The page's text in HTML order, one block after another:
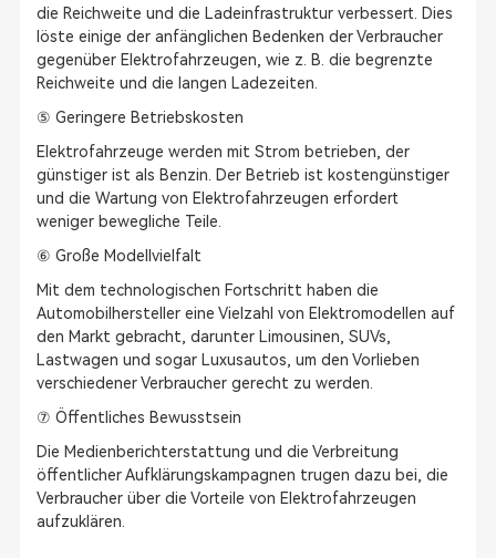
die Reichweite und die Ladeinfrastruktur verbessert. Dies
löste einige der anfänglichen Bedenken der Verbraucher
gegenüber Elektrofahrzeugen, wie z. B. die begrenzte
Reichweite und die langen Ladezeiten.
⑤ Geringere Betriebskosten
Elektrofahrzeuge werden mit Strom betrieben, der
günstiger ist als Benzin. Der Betrieb ist kostengünstiger
und die Wartung von Elektrofahrzeugen erfordert
weniger bewegliche Teile.
⑥ Große Modellvielfalt
Mit dem technologischen Fortschritt haben die
Automobilhersteller eine Vielzahl von Elektromodellen auf
den Markt gebracht, darunter Limousinen, SUVs,
Lastwagen und sogar Luxusautos, um den Vorlieben
verschiedener Verbraucher gerecht zu werden.
⑦ Öffentliches Bewusstsein
Die Medienberichterstattung und die Verbreitung
öffentlicher Aufklärungskampagnen trugen dazu bei, die
Verbraucher über die Vorteile von Elektrofahrzeugen
aufzuklären.